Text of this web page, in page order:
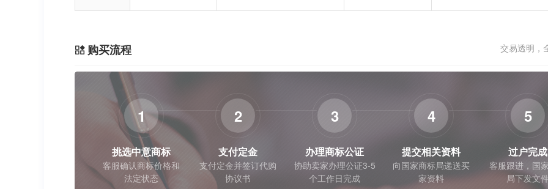
购买流程 交易透明，
1
挑选中意商标
客服确认商标价格和
法定状态
2
支付定金
支付定金并签订代购
协议书
3
办理商标公证
协助卖家办理公证3-5
个工作日完成
4
提交相关资料
向国家商标局递送买
家资料
5
过户完成
客服跟进，国
局下发文